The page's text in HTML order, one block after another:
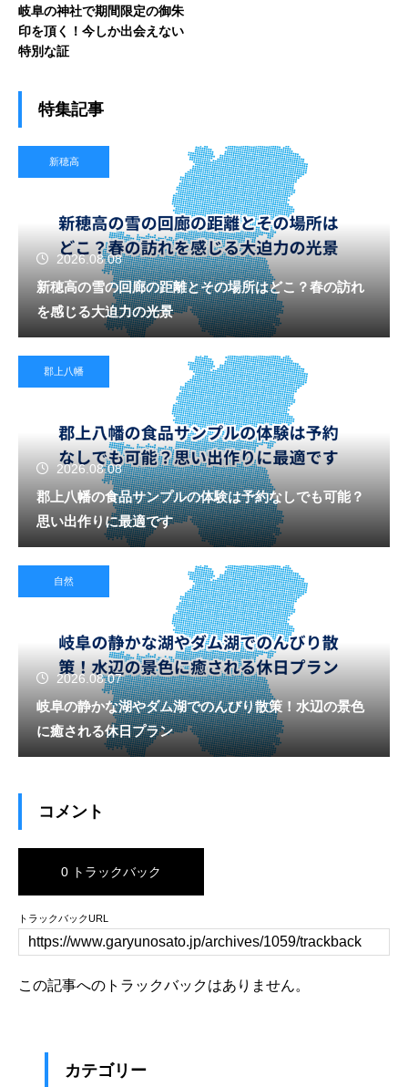
岐阜の神社で期間限定の御朱
印を頂く！今しか出会えない
特別な証
特集記事
新穂高
2026.08.08
新穂高の雪の回廊の距離とその場所はどこ？春の訪れ
を感じる大迫力の光景
郡上八幡
2026.08.08
郡上八幡の食品サンプルの体験は予約なしでも可能？
思い出作りに最適です
自然
2026.08.07
岐阜の静かな湖やダム湖でのんびり散策！水辺の景色
に癒される休日プラン
コメント
0 トラックバック
トラックバックURL
この記事へのトラックバックはありません。
カテゴリー